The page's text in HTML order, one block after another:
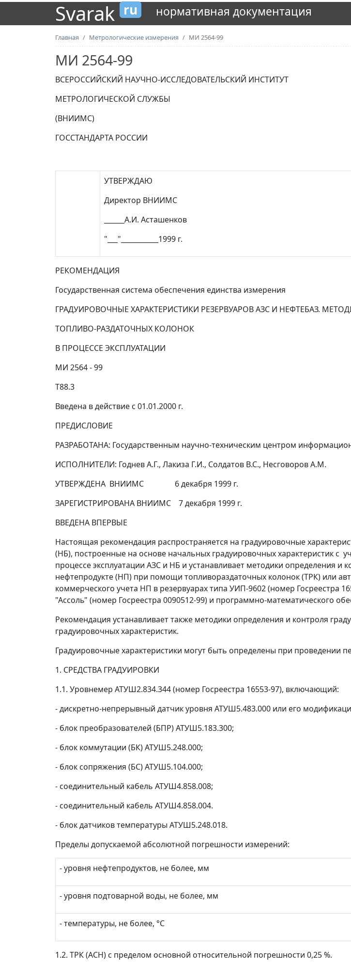
Svarak ru нормативная документация
Главная Метрологические измерения МИ 2564-99
МИ 2564-99
ВСЕРОССИЙСКИЙ НАУЧНО-ИССЛЕДОВАТЕЛЬСКИЙ ИНСТИТУТ
МЕТРОЛОГИЧЕСКОЙ СЛУЖБЫ
(ВНИИМС)
ГОССТАНДАРТА РОССИИ
УТВЕРЖДАЮ
Директор ВНИИМС
______А.И. Асташенков
"___"___________1999 г.
РЕКОМЕНДАЦИЯ
Государственная система обеспечения единства измерения
ГРАДУИРОВОЧНЫЕ ХАРАКТЕРИСТИКИ РЕЗЕРВУАРОВ АЗС И НЕФТЕБАЗ.
ТОПЛИВО-РАЗДАТОЧНЫХ КОЛОНОК
В ПРОЦЕССЕ ЭКСПЛУАТАЦИИ
МИ 2564 - 99
Т88.3
Введена в действие с 01.01.2000 г.
ПРЕДИСЛОВИЕ
РАЗРАБОТАНА: Государственным научно-техническим центром
ИСПОЛНИТЕЛИ: Годнев А.Г., Лакиза Г.И., Солдатов B.C., Несговоров A.M.
УТВЕРЖДЕНА ВНИИМС 6 декабря 1999 г.
ЗАРЕГИСТРИРОВАНА ВНИИМС 7 декабря 1999 г.
ВВЕДЕНА ВПЕРВЫЕ
Настоящая рекомендация распространяется на градуировочные
(НБ), построенные на основе начальных градуировочных характеристик с
процессе эксплуатации АЗС и НБ и устанавливает методики определения и
нефтепродукте (НП) при помощи топливораздаточных колонок (ТРК) или
коммерческого учета НП в резервуарах типа УИП-9602 (номер Госреестра
"Ассоль" (номер Госреестра 0090512-99) и программно-математического
Рекомендация устанавливает также методики определения и контроля
градуировочных характеристик.
Градуировочные характеристики могут быть определены при проведении
1. СРЕДСТВА ГРАДУИРОВКИ
1.1. Уровнемер АТУШ2.834.344 (номер Госреестра 16553-97), включающий:
- дискретно-непрерывный датчик уровня АТУШ5.483.000 или его
- блок преобразователей (БПР) АТУШ5.183.300;
- блок коммутации (БК) АТУШ5.248.000;
- блок сопряжения (БС) АТУШ5.104.000;
- соединительный кабель АТУШ4.858.008;
- соединительный кабель АТУШ4.858.004.
- блок датчиков температуры АТУШ5.248.018.
Пределы допускаемой абсолютной погрешности измерений:
- уровня нефтепродуктов, не более, мм
- уровня подтоварной воды, не более, мм
- температуры, не более, °С
1.2. ТРК (АСН) с пределом основной относительной погрешности 0,25 %.